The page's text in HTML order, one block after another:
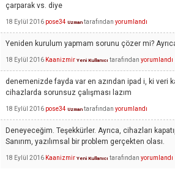
çarparak vs. diye
18 Eylül 2016 pose34 Uzman tarafından yorumlandı
Yeniden kurulum yapmam sorunu çözer mi?
18 Eylül 2016 Kaanizmir Yeni Kullanıcı tarafından yorumlandı
denemenizde fayda var en azından ipad i, ki veri
cihazlarda sorunsuz çalışması lazım
18 Eylül 2016 pose34 Uzman tarafından yorumlandı
Deneyeceğim. Teşekkürler. Ayrıca, cihazları
Sanırım, yazılımsal bir problem gerçekten olası.
18 Eylül 2016 Kaanizmir Yeni Kullanıcı tarafından yorumlandı